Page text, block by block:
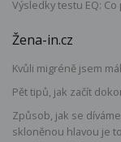
Výsledky testu EQ:
Žena-in.cz
Kvůli migréně jsem
Pět tipů, jak začít
Způsob, jak se
skloněnou hlavou je